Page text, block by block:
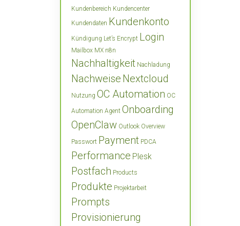
Kundenbereich Kundencenter
Kundendaten Kundenkonto
Kündigung Let’s Encrypt Login
Mailbox MX n8n
Nachhaltigkeit Nachladung
Nachweise Nextcloud
Nutzung OC Automation OC
Automation Agent Onboarding
OpenClaw Outlook Overview
Passwort Payment PDCA
Performance Plesk
Postfach Products
Produkte Projektarbeit
Prompts
Provisionierung